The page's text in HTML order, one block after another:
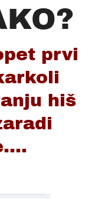
prvi
hiš